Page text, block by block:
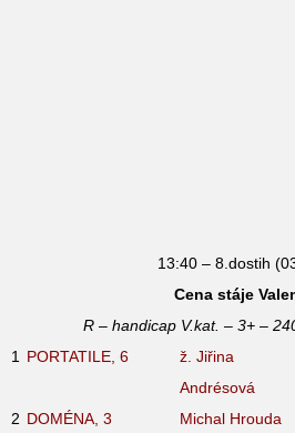
13:40 – 8.dostih
Cena stáje
R – handicap V.kat. – 3+ –
1 PORTATILE, 6
ž. Jiřina
Andrésová
2 DOMÉNA, 3 Michal Hrouda